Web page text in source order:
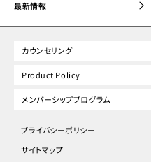
最新情報
カウンセリング
Product Policy
メンバーシッププログラム
プライバシーポリシー
サイトマップ